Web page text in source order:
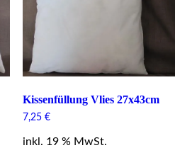
Kissenfüllung Vlies 27x43cm
7,25 €
inkl. 19 % MwSt.